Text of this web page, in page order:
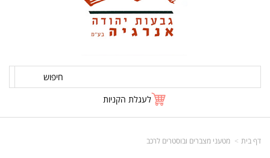
חיפוש
לעגלת הקניות
דף בית מטעני מצברים ובוסטרים לרכב